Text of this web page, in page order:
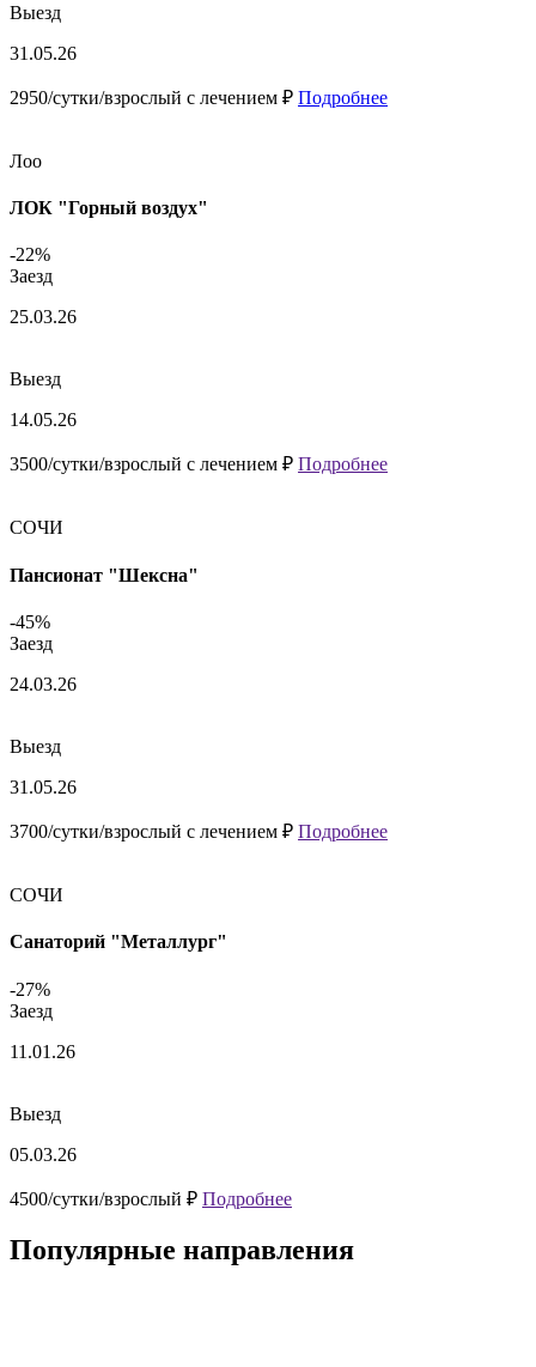
Выезд
31.05.26
2950/сутки/взрослый с лечением ₽ Подробнее
Лоо
ЛОК "Горный воздух"
-22%
Заезд
25.03.26
Выезд
14.05.26
3500/сутки/взрослый с лечением ₽ Подробнее
СОЧИ
Пансионат "Шексна"
-45%
Заезд
24.03.26
Выезд
31.05.26
3700/сутки/взрослый с лечением ₽ Подробнее
СОЧИ
Санаторий "Металлург"
-27%
Заезд
11.01.26
Выезд
05.03.26
4500/сутки/взрослый ₽ Подробнее
Популярные направления